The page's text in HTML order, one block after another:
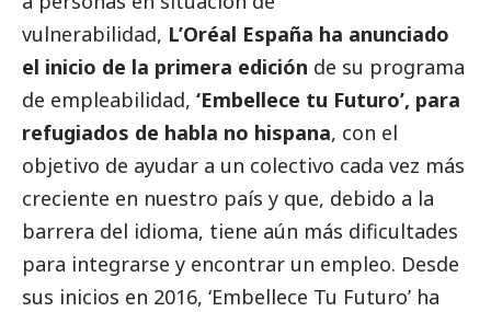
vulnerabilidad, L’Oréal España ha anunciado
el inicio de la primera edición de su programa
de empleabilidad, ‘Embellece tu Futuro’, para
refugiados de habla no hispana, con el
objetivo de ayudar a un colectivo cada vez más
creciente en nuestro país y que, debido a la
barrera del idioma, tiene aún más dificultades
para integrarse y encontrar un empleo. Desde
sus inicios en 2016, ‘Embellece Tu Futuro’ ha